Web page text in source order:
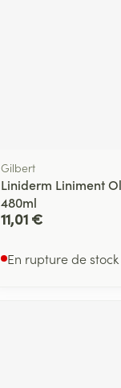
Gilbert
Liniderm Liniment
480ml
11,01 €
En rupture de stock